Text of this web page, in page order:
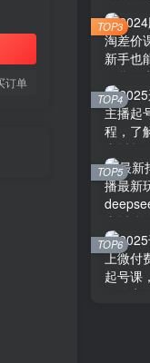
订单
TOP3
TOP4
TOP5
TOP6